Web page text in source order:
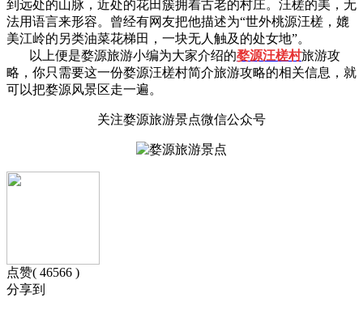
到远处的山脉，近处的花田簇拥着古老的村庄。汪槎的美，无
法用语言来形容。曾经有网友把他描述为“世外桃源汪槎，媲
美江岭的另类油菜花梯田，一块无人触及的处女地”。
以上便是婺源旅游小编为大家介绍的婺源汪槎村旅游攻
略，你只需要这一份婺源汪槎村简介旅游攻略的相关信息，就
可以把婺源风景区走一遍。
关注婺源旅游景点微信公众号
点赞( 46566 )
分享到